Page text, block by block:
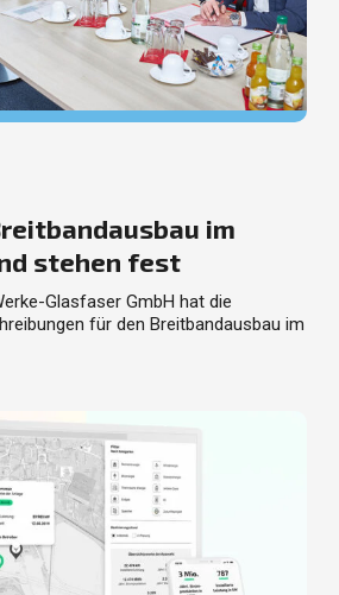
im
stehen fest
Glasfaser GmbH hat die
für den Breitbandausbau im